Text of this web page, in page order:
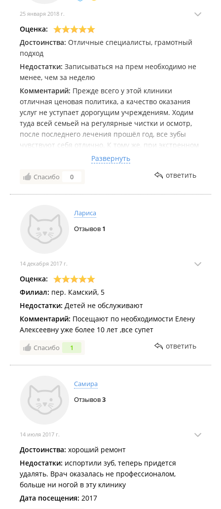
25 января 2018 г.
Оценка:
Достоинства: Отличные специалисты, грамотный
подход
Недостатки: Записываться на прем необходимо не
менее, чем за неделю
Комментарий: Прежде всего у этой клиники
отличная ценовая политика, а качество оказания
услуг не уступает дорогущим учреждениям. Ходим
туда всей семьей на регулярные чистки и осмотр,
после последнего лечения прошёл год, все зубы
чувствуют себя отлично. К тому же, при экстренном
случае всегда можно позвонить Елене Алексеевне и
она не откажет в помощи, либо
проконсультируйтесь по телефону, либо пригласить
Развернуть
Спасибо 0 ответить
Лариса
Отзывов 1
14 декабря 2017 г.
Оценка:
Филиал: пер. Камский, 5
Недостатки: Детей не обслуживают
Комментарий: Посещают по необходимости Елену
Алексеевну уже более 10 лет ,все супет
Спасибо 1 ответить
Самира
Отзывов3
14 июля 2017 г.
Достоинства: хороший ремонт
Недостатки: испортили зуб, теперь придется
удалять. Врач оказалась не профессионалом,
больше ни ногой в эту клинику
Дата посещения: 2017